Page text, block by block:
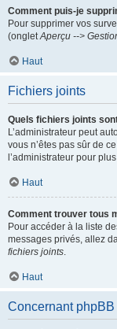
Comment puis-je
Pour supprimer vos
(ongletAperçu -->
Haut
Fichiers joints
Quels fichiers joints
L’administrateur peut
vous n’êtes pas sûr de
l’administrateur pour
Haut
Comment trouver tous
Pour accéder à la liste
messages privés, allez
fichiers joints.
Haut
Concernant phpBB